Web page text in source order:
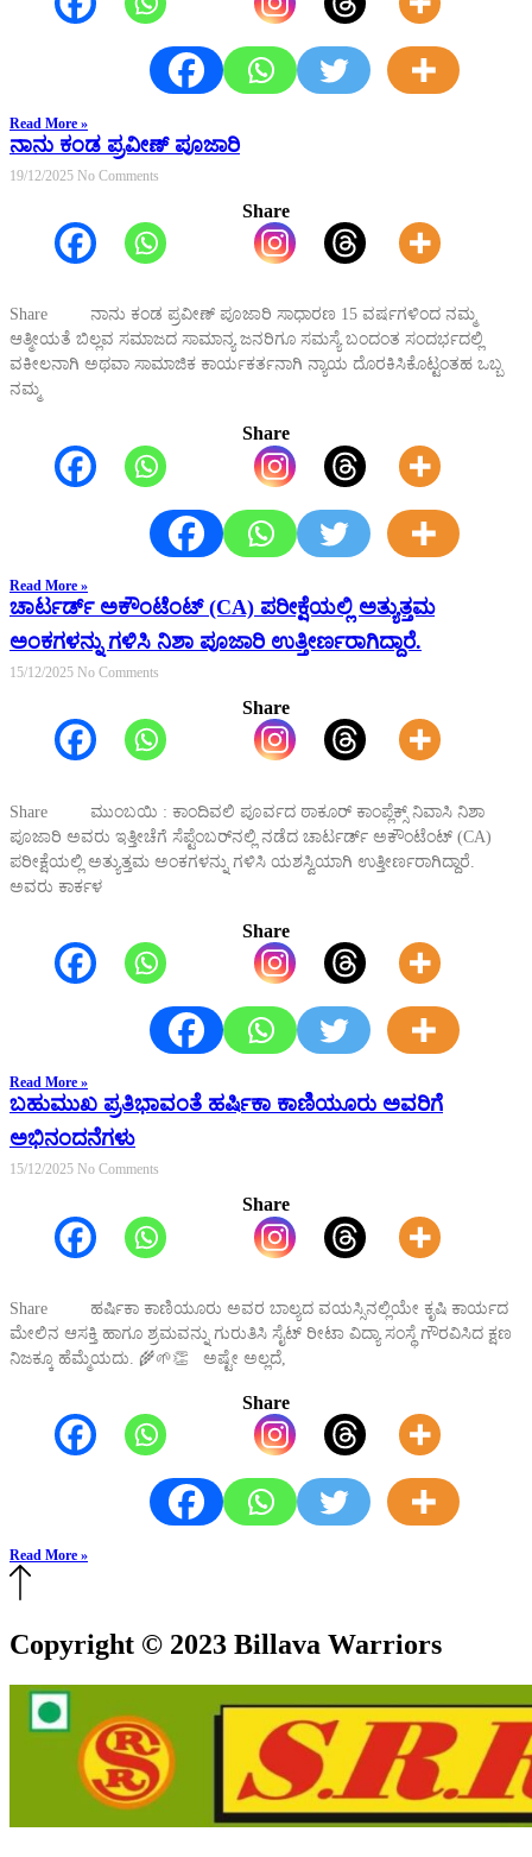
Read More »
ನಾನು ಕಂಡ ಪ್ರವೀಣ್ ಪೂಜಾರಿ
19/12/2025 No Comments
Share
Share ನಾನು ಕಂಡ ಪ್ರವೀಣ್ ಪೂಜಾರಿ ಸಾಧಾರಣ 15 ವರ್ಷಗಳಿಂದ ನಮ್ಮ
ಆತ್ಮೀಯತೆ ಬಿಲ್ಲವ ಸಮಾಜದ ಸಾಮಾನ್ಯ ಜನರಿಗೂ ಸಮಸ್ಯೆ ಬಂದಂತ ಸಂದರ್ಭದಲ್ಲಿ
ವಕೀಲನಾಗಿ ಅಥವಾ ಸಾಮಾಜಿಕ ಕಾರ್ಯಕರ್ತನಾಗಿ ನ್ಯಾಯ ದೊರಕಿಸಿಕೊಟ್ಟಂತಹ ಒಬ್ಬ
ನಮ್ಮ
Share
Read More »
ಚಾರ್ಟರ್ಡ್ ಅಕೌಂಟೆಂಟ್ (CA) ಪರೀಕ್ಷೆಯಲ್ಲಿ ಅತ್ಯುತ್ತಮ
ಅಂಕಗಳನ್ನು ಗಳಿಸಿ ನಿಶಾ ಪೂಜಾರಿ ಉತ್ತೀರ್ಣರಾಗಿದ್ದಾರೆ.
15/12/2025 No Comments
Share
Share ಮುಂಬಯಿ : ಕಾಂದಿವಲಿ ಪೂರ್ವದ ಠಾಕೂರ್ ಕಾಂಪ್ಲೆಕ್ಸ್ ನಿವಾಸಿ ನಿಶಾ
ಪೂಜಾರಿ ಅವರು ಇತ್ತೀಚೆಗೆ ಸೆಪ್ಟೆಂಬರ್‌ನಲ್ಲಿ ನಡೆದ ಚಾರ್ಟರ್ಡ್ ಅಕೌಂಟೆಂಟ್ (CA)
ಪರೀಕ್ಷೆಯಲ್ಲಿ ಅತ್ಯುತ್ತಮ ಅಂಕಗಳನ್ನು ಗಳಿಸಿ ಯಶಸ್ವಿಯಾಗಿ ಉತ್ತೀರ್ಣರಾಗಿದ್ದಾರೆ.
ಅವರು ಕಾರ್ಕಳ
Share
Read More »
ಬಹುಮುಖ ಪ್ರತಿಭಾವಂತೆ ಹರ್ಷಿಕಾ ಕಾಣಿಯೂರು ಅವರಿಗೆ
ಅಭಿನಂದನೆಗಳು
15/12/2025 No Comments
Share
Share ಹರ್ಷಿಕಾ ಕಾಣಿಯೂರು ಅವರ ಬಾಲ್ಯದ ವಯಸ್ಸಿನಲ್ಲಿಯೇ ಕೃಷಿ ಕಾರ್ಯದ
ಮೇಲಿನ ಆಸಕ್ತಿ ಹಾಗೂ ಶ್ರಮವನ್ನು ಗುರುತಿಸಿ ಸೈಟ್ ರೀಟಾ ವಿದ್ಯಾ ಸಂಸ್ಥೆ ಗೌರವಿಸಿದ ಕ್ಷಣ
ನಿಜಕ್ಕೂ ಹೆಮ್ಮೆಯದು. 🌾🌱👏 ಅಷ್ಟೇ ಅಲ್ಲದೆ,
Share
Read More »
Copyright © 2023 Billava Warriors